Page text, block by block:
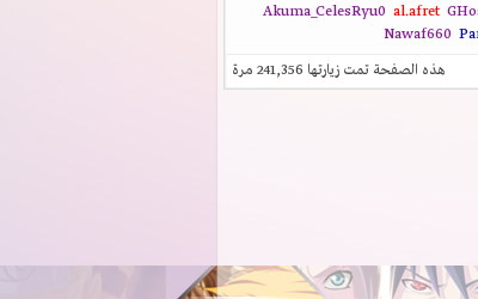
Akuma_CelesRyu0 al.afret
Nawaf660
هذه الصفحة تمت زيارتها 241,356 مرة